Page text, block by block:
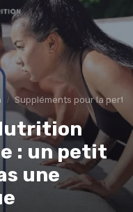
Suppléments pour la perte
: un petit
une